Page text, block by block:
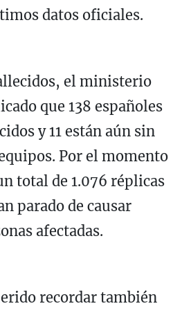
datos oficiales.
el ministerio
que 138 españoles
y 11 están aún sin
Por el momento
total de 1.076 réplicas
parado de causar
afectadas.
recordar también